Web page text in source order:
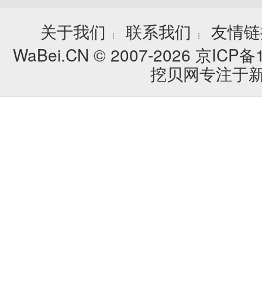
关于我们
┊ 联系我们 ┊
友情
WaBei.CN © 2007-2026 京ICP
挖贝网专注于